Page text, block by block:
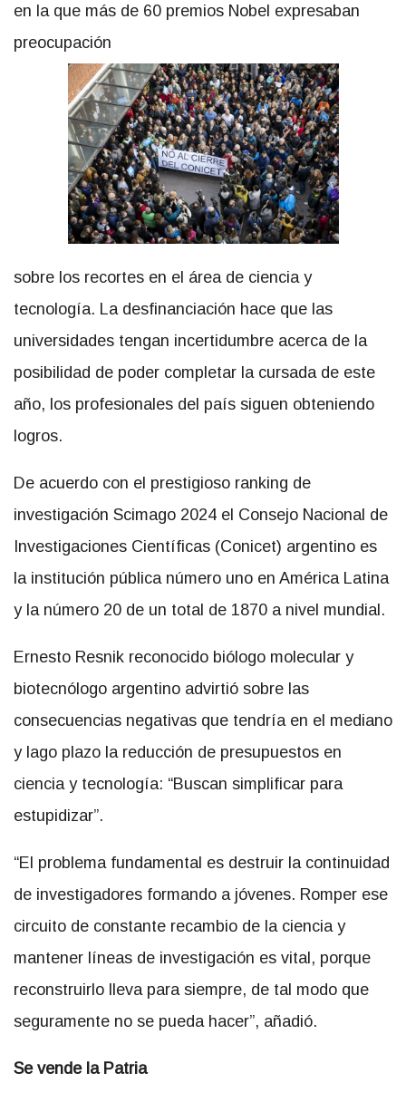
en la que más de 60 premios Nobel expresaban
preocupación
sobre los recortes en el área de ciencia y
tecnología. La desfinanciación hace que las
universidades tengan incertidumbre acerca de la
posibilidad de poder completar la cursada de este
año, los profesionales del país siguen obteniendo
logros.
De acuerdo con el prestigioso ranking de
investigación Scimago 2024 el Consejo Nacional de
Investigaciones Científicas (Conicet) argentino es
la institución pública número uno en América Latina
y la número 20 de un total de 1870 a nivel mundial.
Ernesto Resnik reconocido biólogo molecular y
biotecnólogo argentino advirtió sobre las
consecuencias negativas que tendría en el mediano
y lago plazo la reducción de presupuestos en
ciencia y tecnología: “Buscan simplificar para
estupidizar”.
“El problema fundamental es destruir la continuidad
de investigadores formando a jóvenes. Romper ese
circuito de constante recambio de la ciencia y
mantener líneas de investigación es vital, porque
reconstruirlo lleva para siempre, de tal modo que
seguramente no se pueda hacer”, añadió.
Se vende la Patria